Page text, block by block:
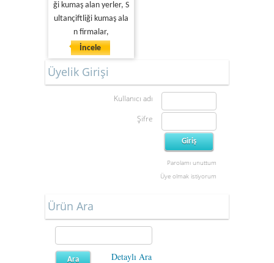
ği kumaş alan yerler, S
ultançiftliği kumaş ala
n firmalar,
İncele
Üyelik Girişi
Kullanıcı adı
Şifre
Parolamı unuttum
Üye olmak istiyorum
Ürün Ara
Detaylı Ara